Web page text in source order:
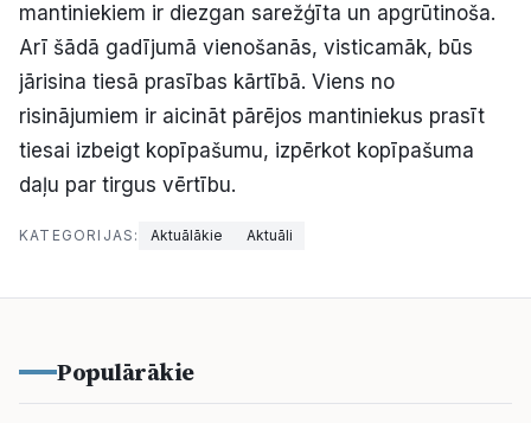
mantiniekiem ir diezgan sarežģīta un apgrūtinoša.
Arī šādā gadījumā vienošanās, visticamāk, būs
jārisina tiesā prasības kārtībā. Viens no
risinājumiem ir aicināt pārējos mantiniekus prasīt
tiesai izbeigt kopīpašumu, izpērkot kopīpašuma
daļu par tirgus vērtību.
KATEGORIJAS: Aktuālākie Aktuāli
Populārākie